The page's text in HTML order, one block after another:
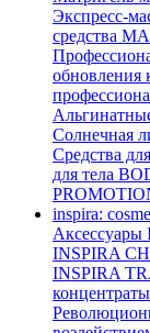
Экспресс-
средства
обновления
Солнечная
Средства
для тела
inspira:
Аксессуары
INSPIRA
INSPIRA
концентраты